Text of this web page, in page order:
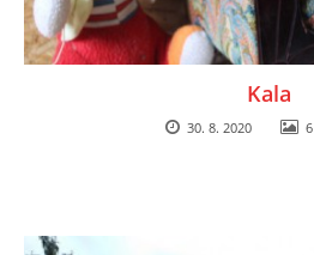
Kala
30. 8. 2020 6